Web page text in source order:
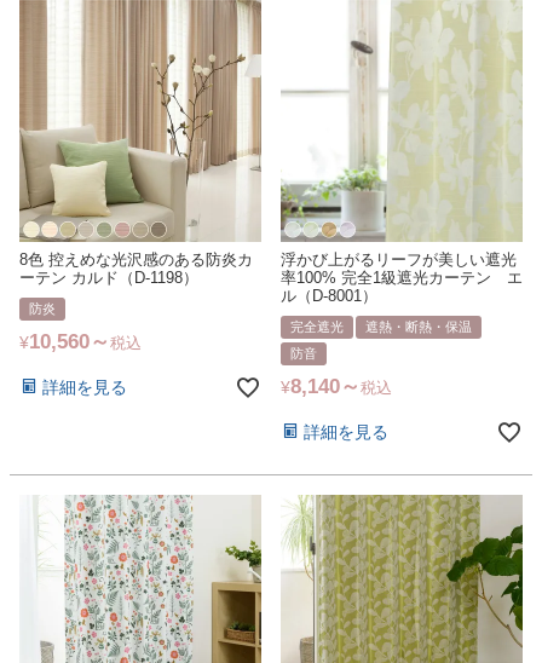
8色 控えめな光沢感のある防炎カ
ーテン カルド（D-1198）
防炎
¥10,560 税込
詳細を見る
浮かび上がるリーフが美しい遮光
率100% 完全1級遮光カーテン エ
ル（D-8001）
完全遮光
遮熱・断熱・保温
防音
¥8,140 税込
詳細を見る